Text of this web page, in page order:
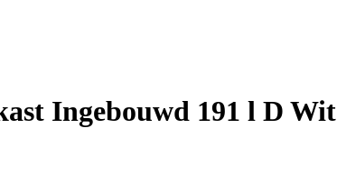
Ingebouwd 191 l D Wit